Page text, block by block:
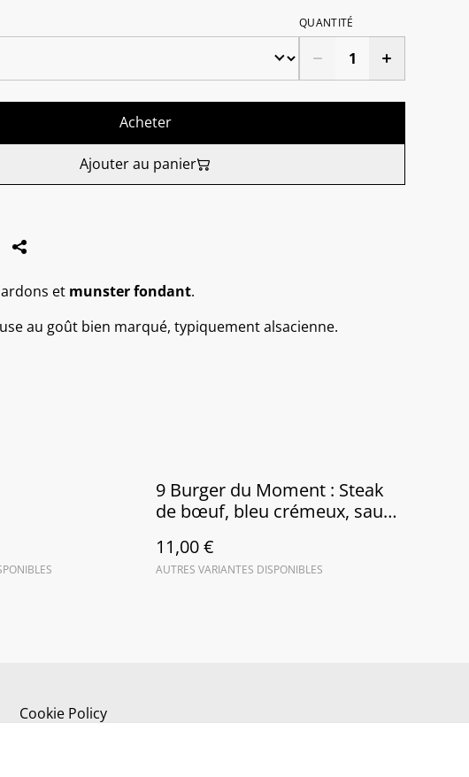
QUANTITÉ
Acheter
Ajouter au panier
et munster fondant.
au goût bien marqué, typiquement alsacienne.
9 Burger du Moment : Steak
de bœuf, bleu crémeux, sauce
11,00 €
AUTRES VARIANTES DISPONIBLES
Cookie Policy